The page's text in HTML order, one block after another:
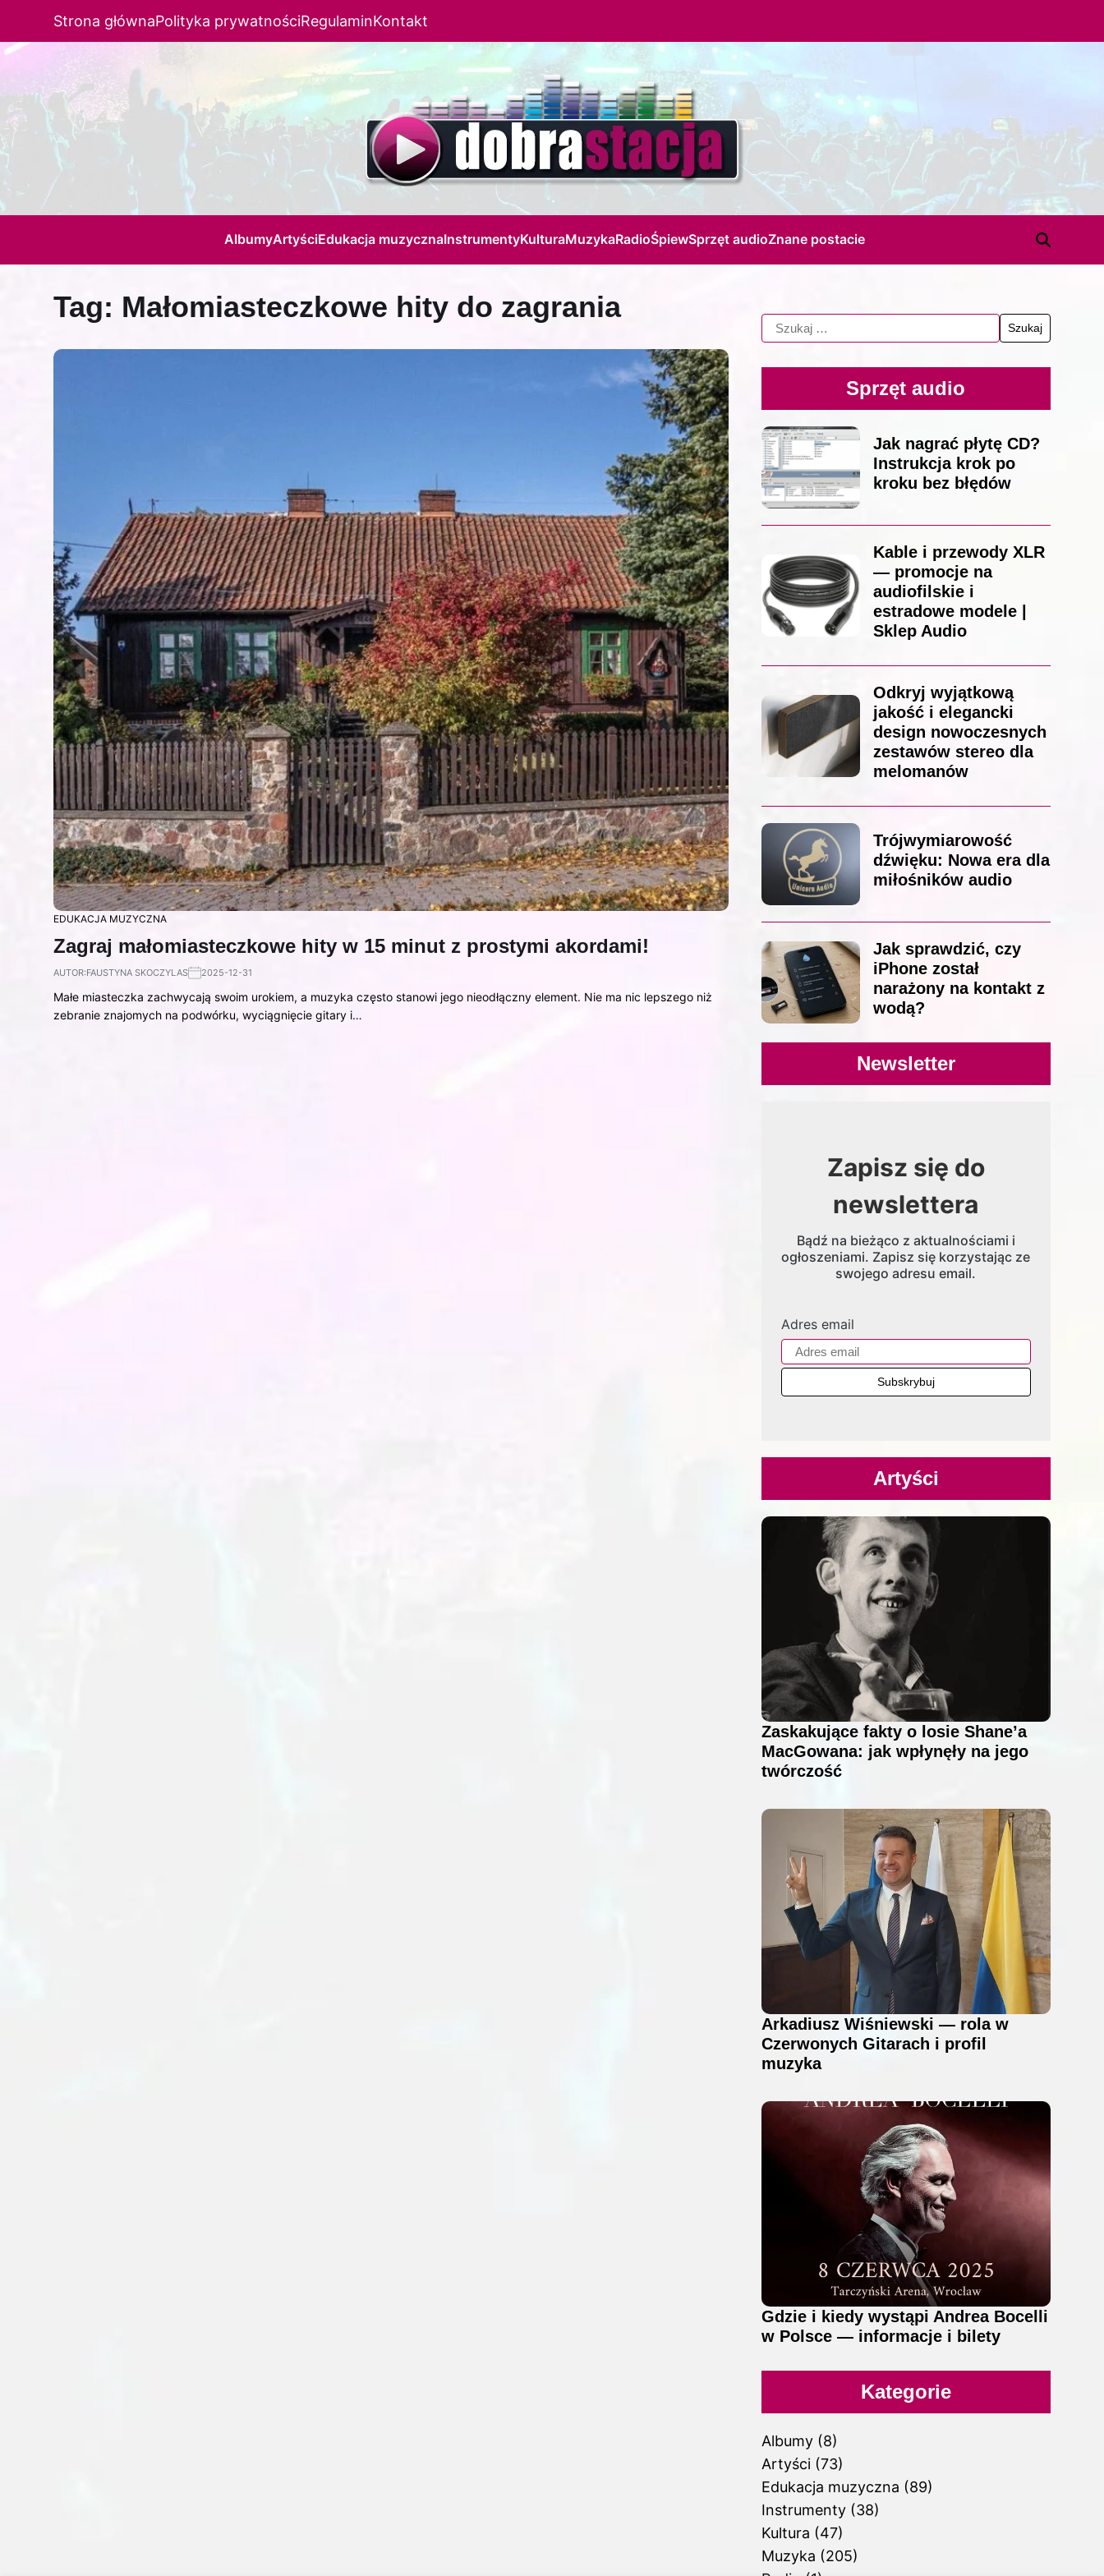
Strona głównaPolityka prywatnościRegulaminKontakt
AlbumyArtyściEdukacja muzycznaInstrumentyKulturaMuzykaRadioŚpiewSprzęt audioZnane postacie
Tag: Małomiasteczkowe hity do zagrania
EDUKACJA MUZYCZNA
Zagraj małomiasteczkowe hity w 15 minut z prostymi akordami!
AUTOR:FAUSTYNA SKOCZYLAS 2025-12-31
Małe miasteczka zachwycają swoim urokiem, a muzyka często stanowi jego nieodłączny element. Nie ma nic lepszego niż
zebranie znajomych na podwórku, wyciągnięcie gitary i…
Sprzęt audio
Jak nagrać płytę CD?
Instrukcja krok po
kroku bez błędów
Kable i przewody XLR
— promocje na
audiofilskie i
estradowe modele |
Sklep Audio
Odkryj wyjątkową
jakość i elegancki
design nowoczesnych
zestawów stereo dla
melomanów
Trójwymiarowość
dźwięku: Nowa era dla
miłośników audio
Jak sprawdzić, czy
iPhone został
narażony na kontakt z
wodą?
Newsletter
Zapisz się do
newslettera
Bądź na bieżąco z aktualnościami i
ogłoszeniami. Zapisz się korzystając ze
swojego adresu email.
Adres email
Artyści
Zaskakujące fakty o losie Shane’a
MacGowana: jak wpłynęły na jego
twórczość
Arkadiusz Wiśniewski — rola w
Czerwonych Gitarach i profil
muzyka
Gdzie i kiedy wystąpi Andrea Bocelli
w Polsce — informacje i bilety
Kategorie
Albumy(8)
Artyści(73)
Edukacja muzyczna (89)
Instrumenty(38)
Kultura (47)
Muzyka (205)